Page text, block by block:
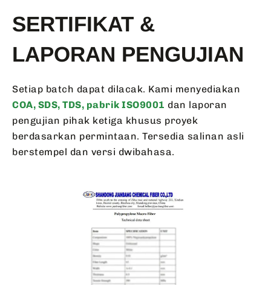
SERTIFIKAT &
LAPORAN PENGUJIAN
Setiap batch dapat dilacak. Kami menyediakan
COA, SDS, TDS, pabrik ISO9001 dan laporan
pengujian pihak ketiga khusus proyek
berdasarkan permintaan. Tersedia salinan asli
berstempel dan versi dwibahasa.